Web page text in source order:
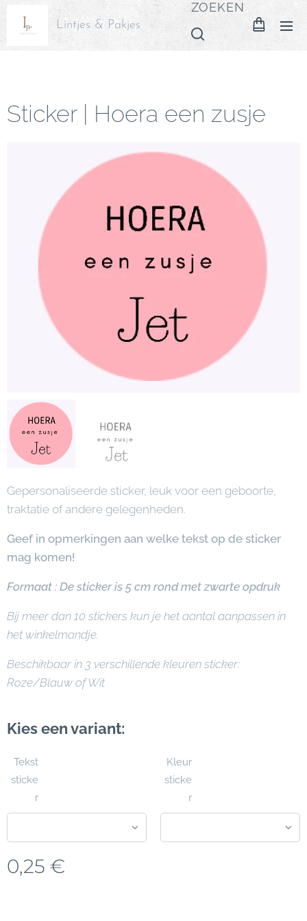
Lintjes & Pakjes
ZOEKEN
Sticker | Hoera een zusje
Gepersonaliseerde sticker, leuk voor een geboorte,
traktatie of andere gelegenheden.
Geef in opmerkingen aan welke tekst op de sticker
mag komen!
Formaat : De sticker is 5 cm rond met zwarte opdruk
Bij meer dan 10 stickers kun je het aantal aanpassen in
het winkelmandje.
Beschikbaar in 3 verschillende kleuren sticker:
Roze/Blauw of Wit
Kies een variant:
Tekst
sticke
r
Kleur
sticke
r
0,25 €